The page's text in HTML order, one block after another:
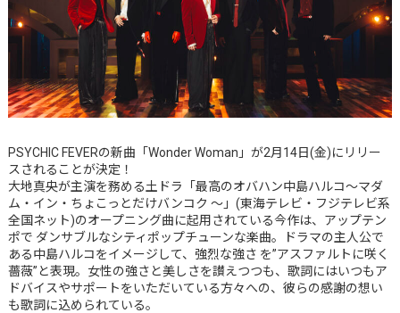
PSYCHIC FEVERの新曲「Wonder Woman」が2月14日(金)にリリー
スされることが決定！
大地真央が主演を務める土ドラ「最高のオバハン中島ハルコ〜マダ
ム・イン・ちょこっとだけバンコク 〜」(東海テレビ・フジテレビ系
全国ネット)のオープニング曲に起用されている今作は、アップテン
ポで ダンサブルなシティポップチューンな楽曲。ドラマの主人公で
ある中島ハルコをイメージして、強烈な強さ を”アスファルトに咲く
薔薇”と表現。女性の強さと美しさを讃えつつも、歌詞にはいつもア
ドバイスやサポートをいただいている方々への、彼らの感謝の想い
も歌詞に込められている。